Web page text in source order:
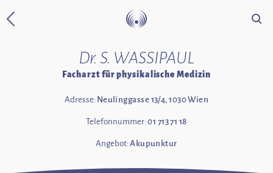
Zurück zur Startseite Suche
Dr. S. WASSIPAUL
Facharzt für physikalische Medizin
Adresse: Neulinggasse 13/4, 1030 Wien
Telefonnummer:01 713 71 18
Angebot:Akupunktur